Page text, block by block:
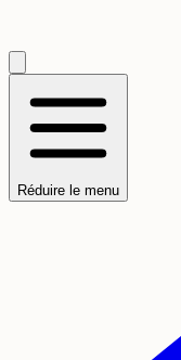
Réduire le menu